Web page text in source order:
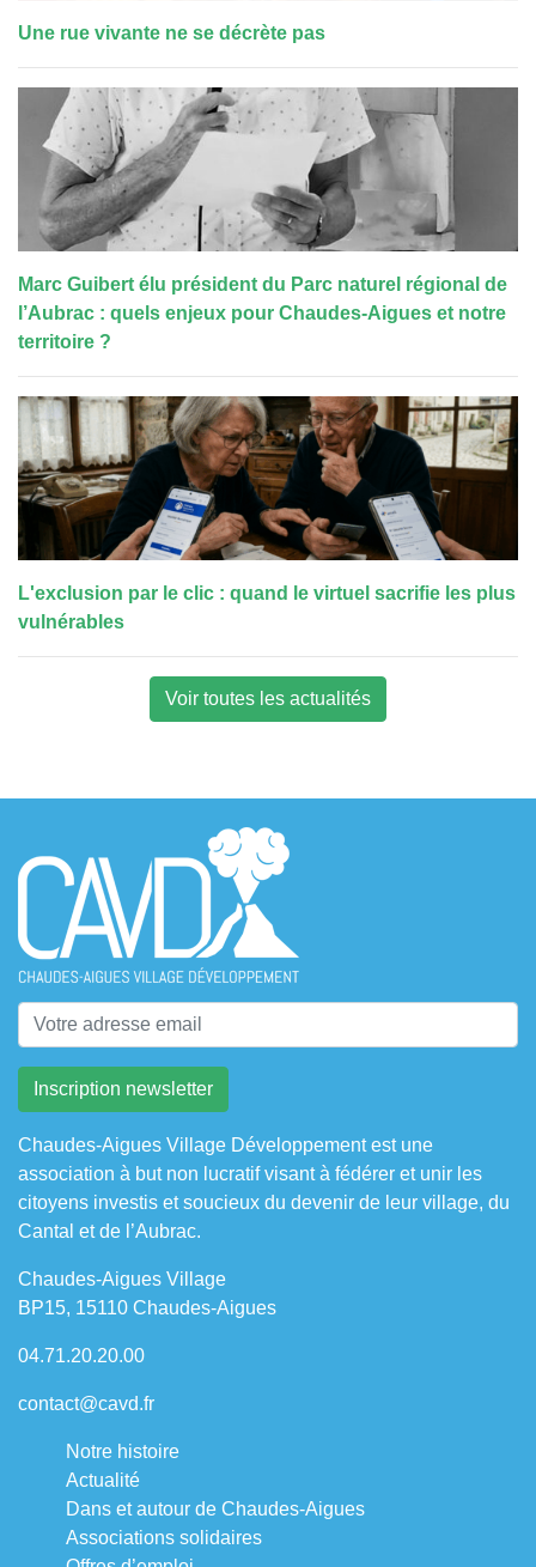
Une rue vivante ne se décrète pas
Marc Guibert élu président du Parc naturel régional de
l’Aubrac : quels enjeux pour Chaudes-Aigues et notre
territoire ?
L'exclusion par le clic : quand le virtuel sacrifie les plus
vulnérables
Voir toutes les actualités
Chaudes-Aigues Village Développement est une
association à but non lucratif visant à fédérer et unir les
citoyens investis et soucieux du devenir de leur village, du
Cantal et de l’Aubrac.
Chaudes-Aigues Village
BP15, 15110 Chaudes-Aigues
04.71.20.20.00
contact@cavd.fr
Notre histoire
Actualité
Dans et autour de Chaudes-Aigues
Associations solidaires